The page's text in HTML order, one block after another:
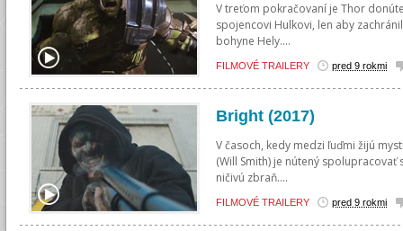
V treťom pokračovaní je Thor
spojencovi Hulkovi, len aby
bohyne Hely....
FILMOVÉ TRAILERY pred 9 rokmi
Bright (2017)
V časoch, kedy medzi ľuďmi žijú
(Will Smith) je nútený
ničivú zbraň....
FILMOVÉ TRAILERY pred 9 rokmi